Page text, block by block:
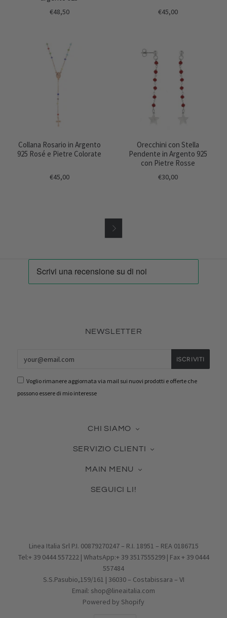
€48,50 €45,00
Collana Rosario in Argento
925 Rosé e Pietre Colorate
€45,00
Orecchini con Stella
Pendente in Argento 925
con Pietre Rosse
€30,00

NEWSLETTER
Voglio rimanere aggiornata via mail sui nuovi prodotti e offerte che
possono essere di mio interesse
CHI SIAMO
La nostra azienda
Certificato Made in Italy
Blog
SERVIZIO CLIENTI
Guida alle Misure
Come usare la tua Gift Card
Cookie Policy
MAIN MENU
Novità & Best Seller
SEGUICI LI!
Linea Italia Srl P.I. 00879270247 – R.I. 18951 – REA 0186715
Tel:+ 39 0444 557222 | WhatsApp:+ 39 3517555299 | Fax + 39 0444
557484
S.S.Pasubio,159/161 | 36030 – Costabissara – VI
Email: shop@lineaitalia.com
Powered by Shopify